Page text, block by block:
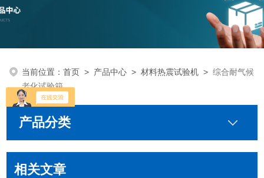
当前位置：首页 > 产品中心 >材料热震试验机 >综合耐气候
老化试验箱
产品分类
相关文章